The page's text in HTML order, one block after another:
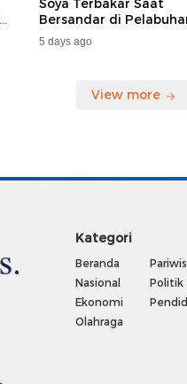
Soya Terbakar Saat
Bersandar di
Samarinda,
Penumpang Dialihkan
5 days ago
View more
Kategori
Beranda
Nasional
Ekonomi
Olahraga
Politik